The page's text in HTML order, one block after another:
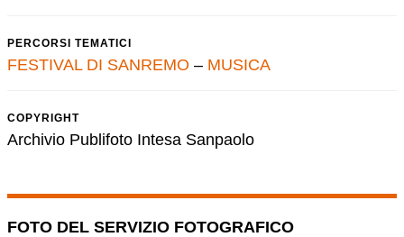
PERCORSI TEMATICI
FESTIVAL DI SANREMO – MUSICA
COPYRIGHT
Archivio Publifoto Intesa Sanpaolo
FOTO DEL SERVIZIO FOTOGRAFICO